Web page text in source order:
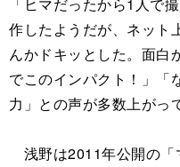
「ヒマだったから1人で
作したようだが、ネット
んかドキッとした。面白
でこのインパクト！」「
力」との声が多数上がっ
浅野は2011年公開の「